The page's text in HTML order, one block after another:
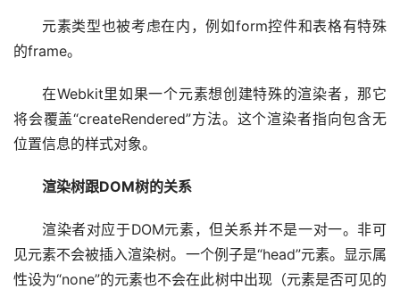
元素类型也被考虑在内，例如form控件和表格有特殊
的frame。
在Webkit里如果一个元素想创建特殊的渲染者，那它
将会覆盖“createRendered”方法。这个渲染者指向包含无
位置信息的样式对象。
渲染树跟DOM树的关系
渲染者对应于DOM元素，但关系并不是一对一。非可
见元素不会被插入渲染树。一个例子是“head”元素。显示属
性设为“none”的元素也不会在此树中出现（元素是否可见的